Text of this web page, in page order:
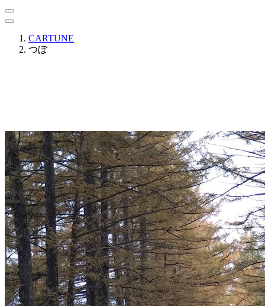
CARTUNE
つぼ